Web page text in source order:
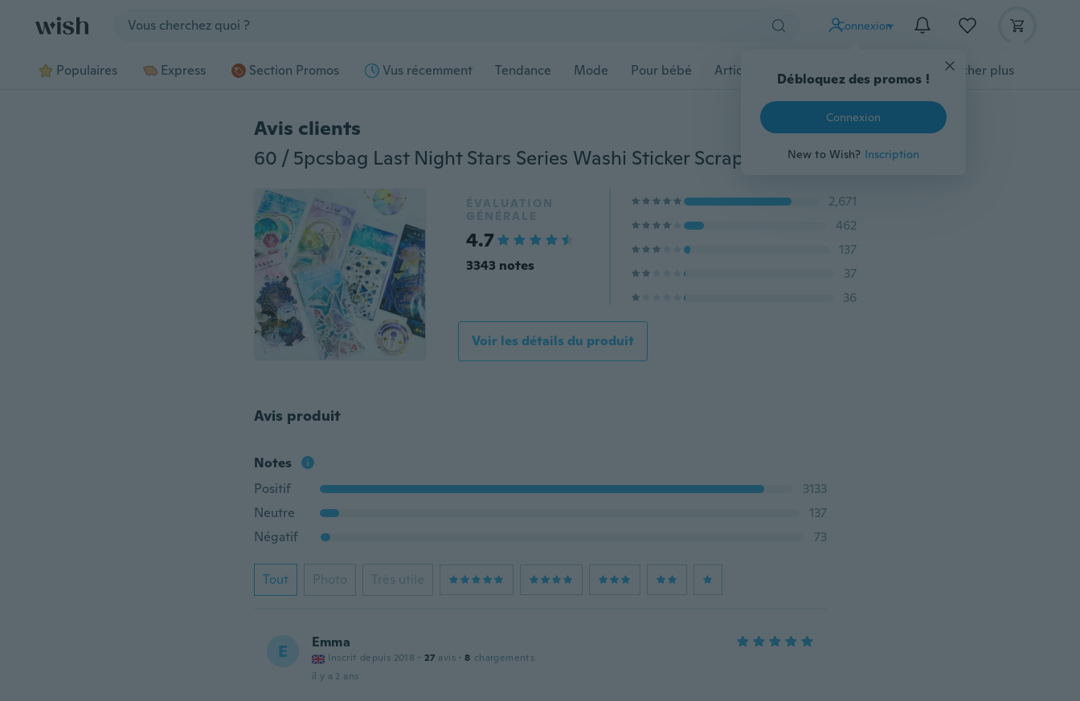
Connexion
Débloquez des promos !
Connexion
New to Wish? Inscription
Populaires Express Section Promos Vus récemment Tendance Mode Pour bébé Articles pour animaux domestiques Afficher plus
Avis clients
60 / 5pcsbag Last Night Stars Series Washi Sticker Scrapbook décoratif Lifelog Sticker mignon papeterie
ÉVALUATION
GÉNÉRALE
4.7
3343 notes
2,671
462
137
37
36
Voir les détails du produit
Avis produit
Notes
Positif
3133
Neutre
137
Négatif
73
Tout Photo Très utile
E Emma
Inscrit depuis 2018 · 27 avis · 8 chargements
il y a 2 ans